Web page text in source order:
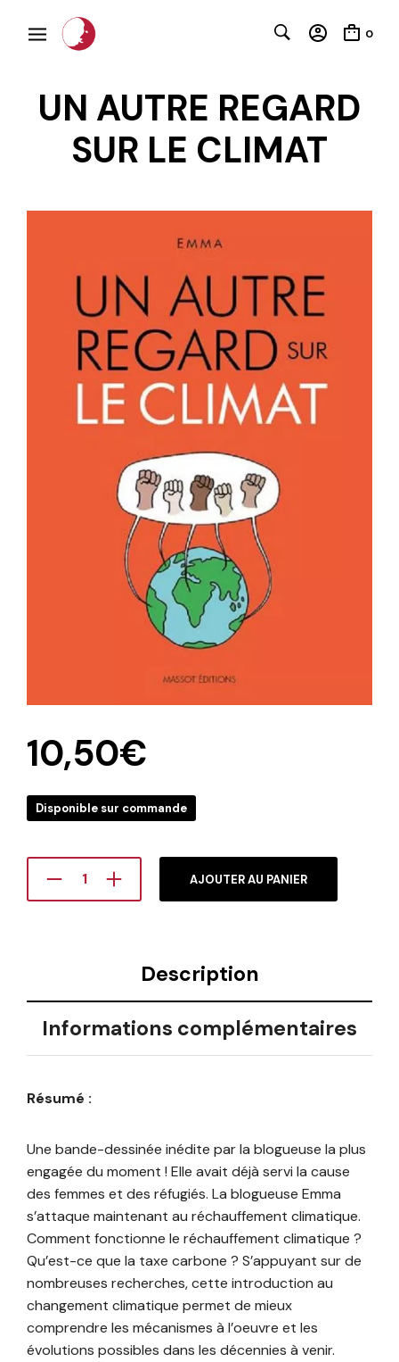
0
UN AUTRE REGARD
SUR LE CLIMAT
10,50€
Disponible sur commande
AJOUTER AU PANIER
Description
Informations complémentaires
Résumé :
Une bande-dessinée inédite par la blogueuse la plus
engagée du moment ! Elle avait déjà servi la cause
des femmes et des réfugiés. La blogueuse Emma
s’attaque maintenant au réchauffement climatique.
Comment fonctionne le réchauffement climatique ?
Qu’est-ce que la taxe carbone ? S’appuyant sur de
nombreuses recherches, cette introduction au
changement climatique permet de mieux
comprendre les mécanismes à l’oeuvre et les
évolutions possibles dans les décennies à venir.